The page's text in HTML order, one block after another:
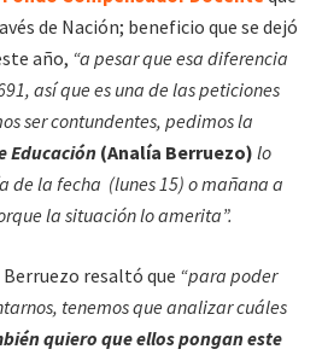
de Nación; beneficio que se dejó
año, “a pesar que esa diferencia
así que es una de las peticiones
ser contundentes, pedimos la
Educación(Analía Berruezo) lo
de la fecha (lunes 15) o mañana a
la situación lo amerita”.
resaltó que “para poder
tenemos que analizar cuáles
quiero que ellos pongan este